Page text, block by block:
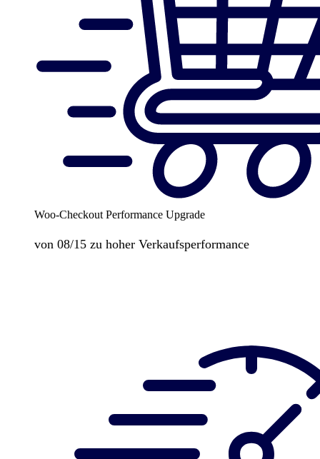
Woo-Checkout Performance Upgrade
von 08/15 zu hoher Verkaufsperformance